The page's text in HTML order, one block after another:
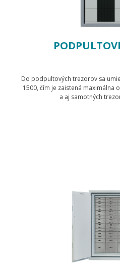
Do podpultových trezorov sa
1500, čím je zaistená maximálna
a aj samotných